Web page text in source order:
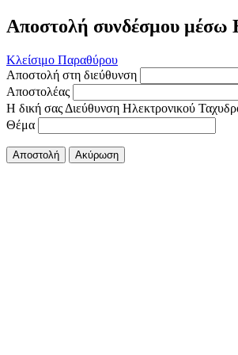
Αποστολή συνδέσμου μέσω
Κλείσιμο Παραθύρου
Αποστολή στη διεύθυνση
Αποστολέας
Η δική σας Διεύθυνση Ηλεκτρονικού
Θέμα
Αποστολή Ακύρωση